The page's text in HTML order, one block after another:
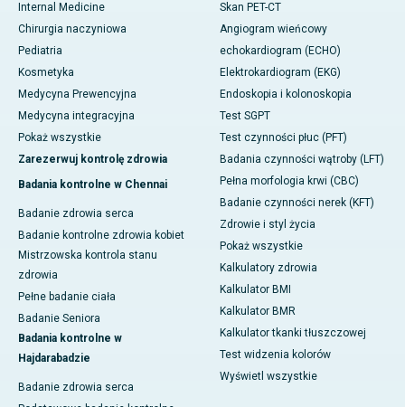
Internal Medicine
Chirurgia naczyniowa
Pediatria
Kosmetyka
Medycyna Prewencyjna
Medycyna integracyjna
Pokaż wszystkie
Zarezerwuj kontrolę zdrowia
Badania kontrolne w Chennai
Badanie zdrowia serca
Badanie kontrolne zdrowia kobiet
Mistrzowska kontrola stanu
zdrowia
Pełne badanie ciała
Badanie Seniora
Badania kontrolne w
Hajdarabadzie
Badanie zdrowia serca
Skan PET-CT
Angiogram wieńcowy
echokardiogram (ECHO)
Elektrokardiogram (EKG)
Endoskopia i kolonoskopia
Test SGPT
Test czynności płuc (PFT)
Badania czynności wątroby (LFT)
Pełna morfologia krwi (CBC)
Badanie czynności nerek (KFT)
Zdrowie i styl życia
Pokaż wszystkie
Kalkulatory zdrowia
Kalkulator BMI
Kalkulator BMR
Kalkulator tkanki tłuszczowej
Test widzenia kolorów
Wyświetl wszystkie